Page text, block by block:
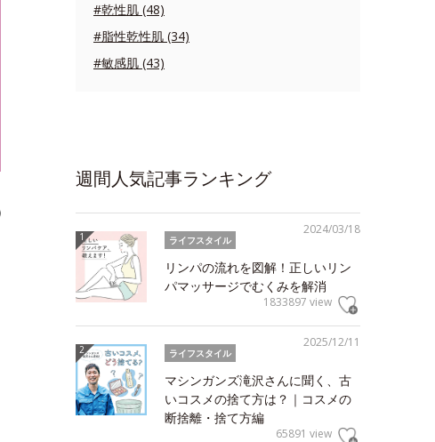
#乾性肌 (48)
#脂性乾性肌 (34)
#敏感肌 (43)
週間人気記事ランキング
2024/03/18
ライフスタイル
リンパの流れを図解！正しいリン
パマッサージでむくみを解消
1833897 view
2025/12/11
ライフスタイル
マシンガンズ滝沢さんに聞く、古
いコスメの捨て方は？｜コスメの
断捨離・捨て方編
65891 view